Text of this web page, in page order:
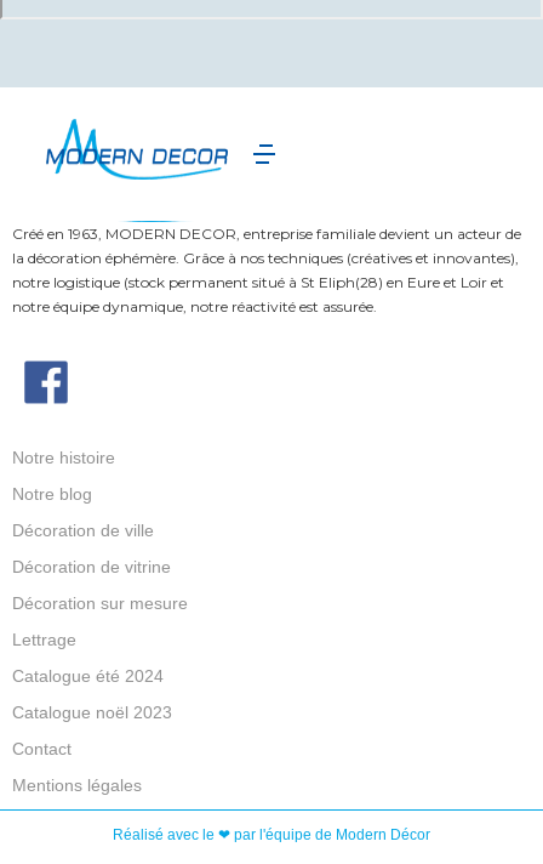
Créé en 1963, MODERN DECOR, entreprise familiale devient un acteur de
la décoration éphémère. Grâce à nos techniques (créatives et innovantes),
notre logistique (stock permanent situé à St Eliph(28) en Eure et Loir et
notre équipe dynamique, notre réactivité est assurée.
Notre histoire
Notre blog
Décoration de ville
Décoration de vitrine
Décoration sur mesure
Lettrage
Catalogue été 2024
Catalogue noël 2023
Contact
Mentions légales
Réalisé avec le ❤ par l'équipe de Modern Décor